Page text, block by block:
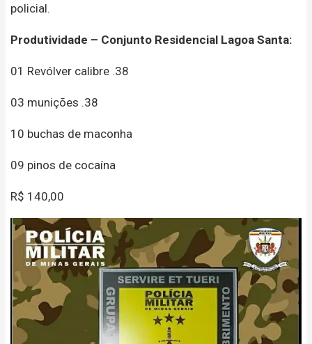
policial.
Produtividade – Conjunto Residencial Lagoa Santa:
01 Revólver calibre .38
03 munições .38
10 buchas de maconha
09 pinos de cocaína
R$ 140,00